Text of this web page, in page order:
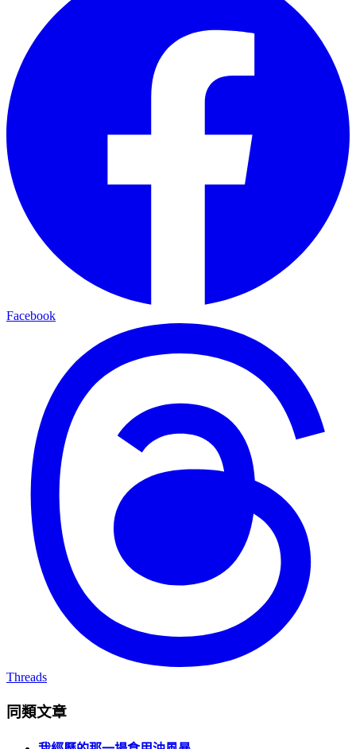
Facebook
Threads
同類文章